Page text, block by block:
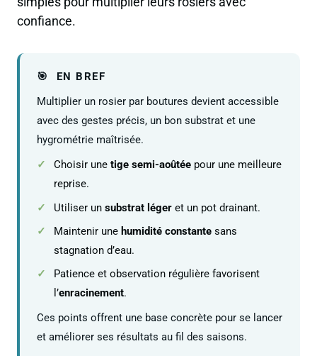
confiance.
EN BREF
Multiplier un rosier par boutures devient accessible
avec des gestes précis, un bon substrat et une
hygrométrie maîtrisée.
Choisir une tige semi-aoûtée pour une meilleure
reprise.
Utiliser un substrat léger et un pot drainant.
Maintenir une humidité constante sans
stagnation d’eau.
Patience et observation régulière favorisent
l’enracinement.
Ces points offrent une base concrète pour se lancer
et améliorer ses résultats au fil des saisons.